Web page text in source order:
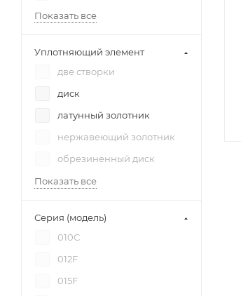
Показать все
Уплотняющий элемент
две створки
диск
латунный золотник
нержавеющий золотник
обрезиненный диск
Показать все
Серия (модель)
010С
012F
015F